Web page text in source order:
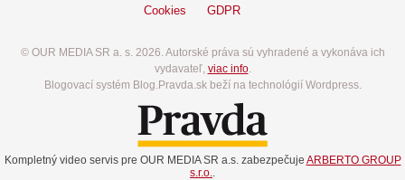
Cookies GDPR
© OUR MEDIA SR a. s. 2026. Autorské práva sú vyhradené a vykonáva ich
vydavateľ, viac info.
Blogovací systém Blog.Pravda.sk beží na technológií Wordpress.
Kompletný video servis pre OUR MEDIA SR a.s. zabezpečuje ARBERTO GROUP
s.r.o.